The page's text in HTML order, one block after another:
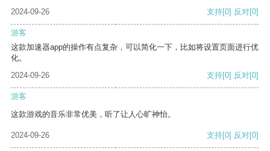
2024-09-26
支持[0] 反对[0]
游客
这款加速器app的操作有点复杂，可以简化一下，比如将设置页面进行优
化。
2024-09-26
支持[0] 反对[0]
游客
这款游戏的音乐非常优美，听了让人心旷神怡。
2024-09-26 支持[0] 反对[0]